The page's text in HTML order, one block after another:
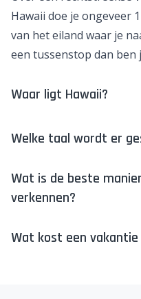
Hawaii doe je ongeveer
van het eiland waar je
een tussenstop dan ben
Waar ligt Hawaii?
Welke taal wordt er
Wat is de beste
verkennen?
Wat kost een vakantie